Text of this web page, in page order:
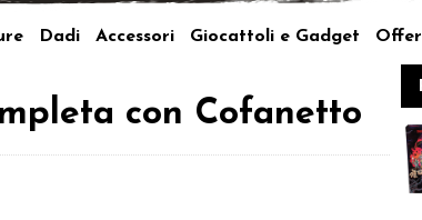
e la password e poi clicca sul
Nome utente:
Password:
sito clicca sul
Dadi Accessori Giocattoli e Gadget
con Cofanetto